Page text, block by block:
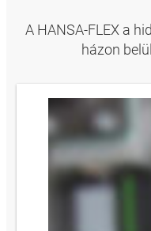
A HANSA-FLEX a
házon